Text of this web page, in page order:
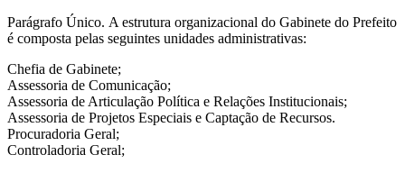
Parágrafo Único. A estrutura organizacional do Gabinete do Prefeito
é composta pelas seguintes unidades administrativas:
Chefia de Gabinete;
Assessoria de Comunicação;
Assessoria de Articulação Política e Relações Institucionais;
Assessoria de Projetos Especiais e Captação de Recursos.
Procuradoria Geral;
Controladoria Geral;